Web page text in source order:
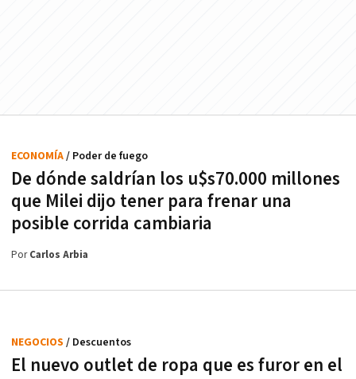
De dónde saldrían los u$s70.000 millones
que Milei dijo tener para frenar una
posible corrida cambiaria
ECONOMÍA/ Poder de fuego
PorCarlos Arbia
El nuevo outlet de ropa que es furor en el
NEGOCIOS / Descuentos